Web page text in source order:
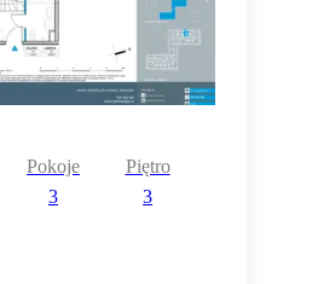
Pokoje
3
Piętro
3